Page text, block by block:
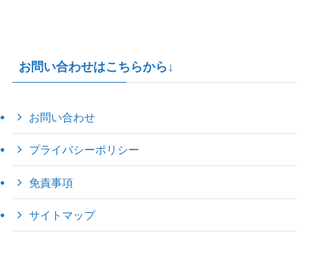
お問い合わせはこちらから↓
お問い合わせ
プライバシーポリシー
免責事項
サイトマップ